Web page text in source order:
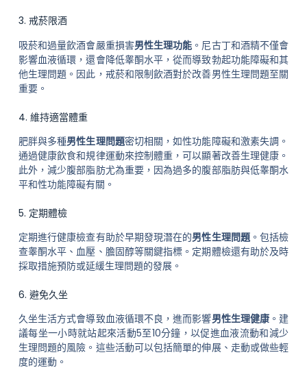
3. 戒菸限酒
吸菸和過量飲酒會嚴重損害男性生理功能 。尼古丁和酒精不僅會
影響血液循環，還會降低睾酮水平，從而導致勃起功能障礙和其
他生理問題。因此，戒菸和限制飲酒對於改善男性生理問題至關
重要。
4. 維持適當體重
肥胖與多種男性生理問題密切相關，如性功能障礙和激素失調。
通過健康飲食和規律運動來控制體重，可以顯著改善生理健康。
此外，減少腹部脂肪尤為重要，因為過多的腹部脂肪與低睾酮水
平和性功能障礙有關。
5. 定期體檢
定期進行健康檢查有助於早期發現潛在的男性生理問題。包括檢
查睾酮水平、血壓、膽固醇等關鍵指標。定期體檢還有助於及時
採取措施預防或延緩生理問題的發展。
6. 避免久坐
久坐生活方式會導致血液循環不良，進而影響男性生理健康 。建
議每坐一小時就站起來活動5至10分鐘，以促進血液流動和減少
生理問題的風險。這些活動可以包括簡單的伸展、走動或做些輕
度的運動。